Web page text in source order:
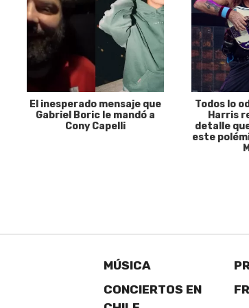
El inesperado mensaje que
Gabriel Boric le mandó a
Cony Capelli
Todos lo
Harris
detalle
este
MÚSICA
CONCIERTOS EN